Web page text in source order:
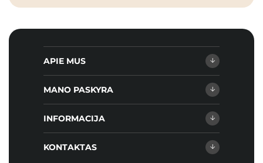
APIE MUS
MANO PASKYRA
INFORMACIJA
KONTAKTAS